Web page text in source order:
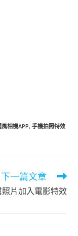
風相機APP, 手機拍照特效
下一篇文章
片加入電影特效